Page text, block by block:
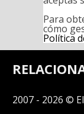
Para
cómo
Política
2007 - 2026 ©